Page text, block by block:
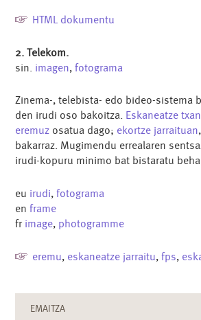
HTML dokumentu
2. Telekom.
sin. imagen,fotograma
Zinema-, telebista- edo bideo-sistema
den irudi oso bakoitza. Eskaneatze
eremuz osatua dago; ekortze jarraituan
bakarraz. Mugimendu errealaren
irudi-kopuru minimo bat bistaratu
eu irudi,fotograma
enframe
fr image, photogramme
eremu, eskaneatze jarraitu,fps,
EMAITZA